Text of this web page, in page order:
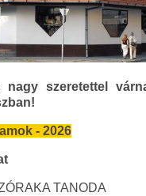
nagy szeretettel
- 2026
TANODA